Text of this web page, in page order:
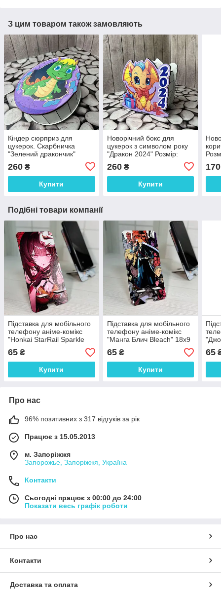
З цим товаром також замовляють
Кіндер сюрприз для
цукерок. Скарбничка
"Зелений дракончик"
260 ₴
Купити
Новорічний бокс для
цукерок з символом року
"Дракон 2024" Розмір:
260₴
Купити
170
Подібні товари компанії
Підставка для мобільного
телефону аніме-комікс
"Honkai StarRail Sparkle
Іскорка" 18х9 см
65 ₴
Купити
Підставка для мобільного
телефону аніме-комікс
"Манга Блич Bleach" 18х9
см
65₴
Купити
65
Про нас
96% позитивних з 317 відгуків за рік
Працює з 15.05.2013
м. Запоріжжя
Запорожье, Запоріжжя, Україна
Контакти
Сьогодні працює з 00:00 до 24:00
Показати весь графік роботи
Про нас
Контакти
Доставка та оплата